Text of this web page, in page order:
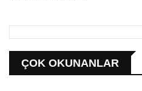
ÇOK OKUNANLAR